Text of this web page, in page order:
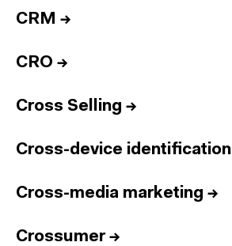
CRM →
CRO →
Cross Selling →
Cross-device identification
Cross-media marketing →
Crossumer→